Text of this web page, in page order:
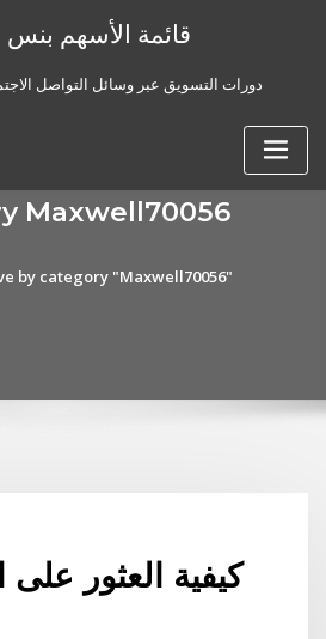
قائمة الأسهم
دورات التسويق عبر وسائل التواصل
Maxwell70056
by category "Maxwell70056"
كيفية العثور